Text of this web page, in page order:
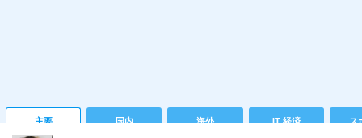
主要 国内 海外 IT 経済 ス